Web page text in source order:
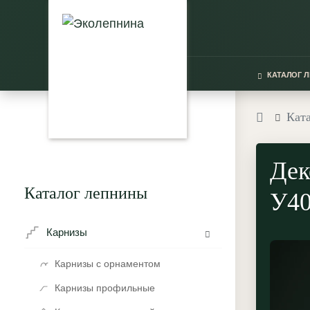
КАТАЛОГ
Каталог лепнины
Карнизы
Карнизы с орнаментом
Карнизы профильные